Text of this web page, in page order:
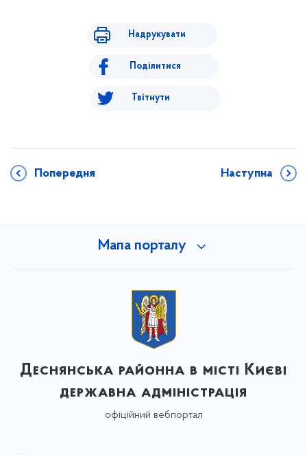
Надрукувати
Поділитися
Твітнути
Попередня Наступна
Мапа порталу
Деснянська районна в місті Києві
державна адміністрація
офіційний вебпортал